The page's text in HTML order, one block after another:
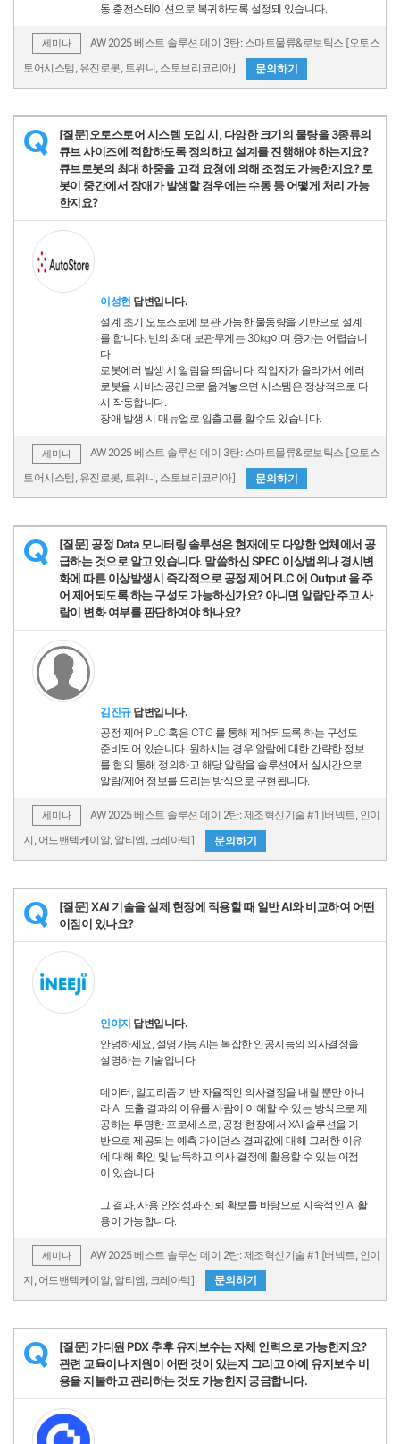
동 충전스테이션으로 복귀하도록 설정돼 있습니다.
세미나
AW 2025 베스트 솔루션 데이 3탄: 스마트물류&로보틱스 [오토스
토어시스템, 유진로봇, 트위니, 스토브리코리아]
문의하기
Q
[질문]오토스토어 시스템 도입 시, 다양한 크기의 물량을 3종류의
큐브 사이즈에 적합하도록 정의하고 설계를 진행해야 하는지요?
큐브로봇의 최대 하중을 고객 요청에 의해 조정도 가능한지요? 로
봇이 중간에서 장애가 발생할 경우에는 수동 등 어떻게 처리 가능
한지요?
이성현 답변입니다.
설계 초기 오토스토에 보관 가능한 물동량을 기반으로 설계
를 합니다. 빈의 최대 보관무게는 30kg이며 증가는 어렵습니
다.
로봇에러 발생 시 알람을 띄웁니다. 작업자가 올라가서 에러
로봇을 서비스공간으로 옮겨놓으면 시스템은 정상적으로 다
시 작동합니다.
장애 발생 시 매뉴얼로 입출고를 할수도 있습니다.
세미나
AW 2025 베스트 솔루션 데이 3탄: 스마트물류&로보틱스 [오토스
토어시스템, 유진로봇, 트위니, 스토브리코리아]
문의하기
Q
[질문] 공정 Data 모니터링 솔루션은 현재에도 다양한 업체에서 공
급하는 것으로 알고 있습니다. 말씀하신 SPEC 이상범위나 경시변
화에 따른 이상발생시 즉각적으로 공정 제어 PLC 에 Output 을 주
어 제어되도록 하는 구성도 가능하신가요? 아니면 알람만 주고 사
람이 변화 여부를 판단하여야 하나요?
김진규답변입니다.
공정 제어 PLC 혹은 CTC 를 통해 제어되도록 하는 구성도
준비되어 있습니다. 원하시는 경우 알람에 대한 간략한 정보
를 협의 통해 정의하고 해당 알람을 솔루션에서 실시간으로
알람/제어 정보를 드리는 방식으로 구현됩니다.
세미나
AW 2025 베스트 솔루션 데이 2탄: 제조혁신기술 #1 [버넥트, 인이
지, 어드밴텍케이알, 알티엠, 크레아텍]
문의하기
Q
[질문] XAI 기술을 실제 현장에 적용할 때 일반 AI와 비교하여 어떤
이점이 있나요?
인이지 답변입니다.
안녕하세요, 설명가능 AI는 복잡한 인공지능의 의사결정을
설명하는 기술입니다.
데이터, 알고리즘 기반 자율적인 의사결정을 내릴 뿐만 아니
라 AI 도출 결과의 이유를 사람이 이해할 수 있는 방식으로 제
공하는 투명한 프로세스로, 공정 현장에서 XAI 솔루션을 기
반으로 제공되는 예측 가이던스 결과값에 대해 그러한 이유
에 대해 확인 및 납득하고 의사 결정에 활용할 수 있는 이점
이 있습니다.
그 결과, 사용 안정성과 신뢰 확보를 바탕으로 지속적인 AI 활
용이 가능합니다.
세미나
AW 2025 베스트 솔루션 데이 2탄: 제조혁신기술 #1 [버넥트, 인이
지, 어드밴텍케이알, 알티엠, 크레아텍]
문의하기
Q
[질문] 가디원 PDX 추후 유지보수는 자체 인력으로 가능한지요?
관련 교육이나 지원이 어떤 것이 있는지 그리고 아예 유지보수 비
용을 지불하고 관리하는 것도 가능한지 궁금합니다.